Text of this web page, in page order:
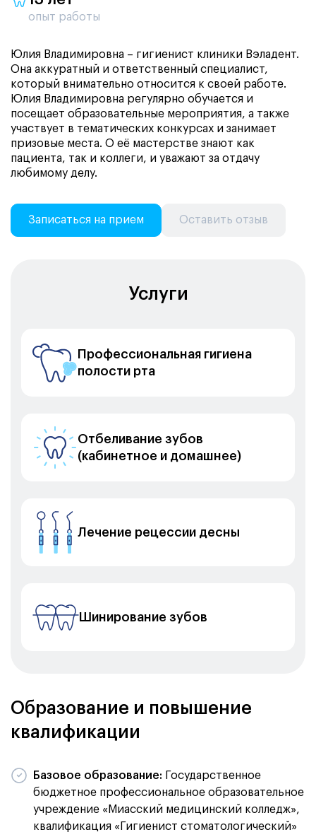
опыт работы
Юлия Владимировна – гигиенист клиники Вэладент.
Она аккуратный и ответственный специалист,
который внимательно относится к своей работе.
Юлия Владимировна регулярно обучается и
посещает образовательные мероприятия, а также
участвует в тематических конкурсах и занимает
призовые места. О её мастерстве знают как
пациента, так и коллеги, и уважают за отдачу
любимому делу.
Записаться на прием Оставить отзыв
Услуги
Профессиональная гигиена
полости рта
Отбеливание зубов
(кабинетное и домашнее)
Лечение рецессии десны
Шинирование зубов
Образование и повышение
квалификации
Базовое образование: Государственное
бюджетное профессиональное образовательное
учреждение «Миасский медицинский колледж»,
квалификация «Гигиенист стоматологический»